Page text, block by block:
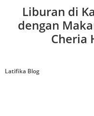
Liburan di
dengan
Cheria
Latifika Blog